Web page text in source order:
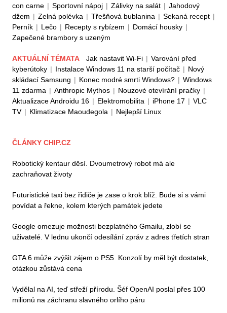
con carne | Sportovní nápoj | Zálivky na salát | Jahodový
džem | Zelná polévka | Třešňová bublanina | Sekaná recept |
Perník | Lečo | Recepty s rybízem | Domácí housky |
Zapečené brambory s uzeným
AKTUÁLNÍ TÉMATA Jak nastavit Wi-Fi | Varování před
kyberútoky | Instalace Windows 11 na starší počítač | Nový
skládací Samsung | Konec modré smrti Windows? | Windows
11 zdarma | Anthropic Mythos | Nouzové otevírání pračky |
Aktualizace Androidu 16 | Elektromobilita | iPhone 17 | VLC
TV | Klimatizace Maoudegola | Nejlepší Linux
ČLÁNKY CHIP.CZ
Robotický kentaur děsí. Dvoumetrový robot má ale
zachraňovat životy
Futuristické taxi bez řidiče je zase o krok blíž. Bude si s vámi
povídat a řekne, kolem kterých památek jedete
Google omezuje možnosti bezplatného Gmailu, zlobí se
uživatelé. V lednu ukončí odesílání zpráv z adres třetích stran
GTA 6 může zvýšit zájem o PS5. Konzolí by měl být dostatek,
otázkou zůstává cena
Vydělal na AI, teď střeží přírodu. Šéf OpenAI poslal přes 100
milionů na záchranu slavného orlího páru